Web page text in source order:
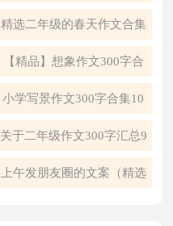
精选二年级的春天作文合集
5篇
【精品】想象作文300字合
集6篇
小学写景作文300字合集10
篇
关于二年级作文300字汇总9
篇
上午发朋友圈的文案（精选